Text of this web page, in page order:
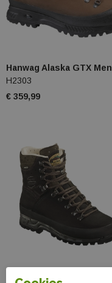
Hanwag Alaska GTX Men
H2303
€ 359,99